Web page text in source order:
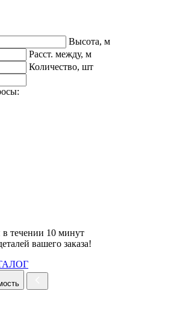
Высота, м
Расст. между, м
Количество, шт
течении 10 минут
вашего заказа!